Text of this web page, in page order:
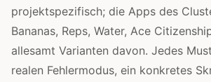
projektspezifisch; die Apps des
Bananas, Reps, Water, Ace
allesamt Varianten davon. Jedes
realen Fehlermodus, ein konkretes